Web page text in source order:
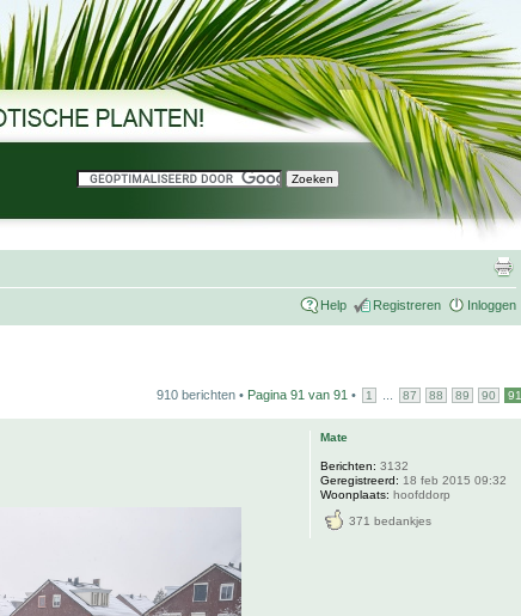
Help Registreren Inloggen
910 berichten • Pagina 91 van 91 • 1 87 88 89 90 91
Mate
Berichten: 3132
Geregistreerd: 18 feb 2015 09:32
Woonplaats: hoofddorp
371 bedankjes